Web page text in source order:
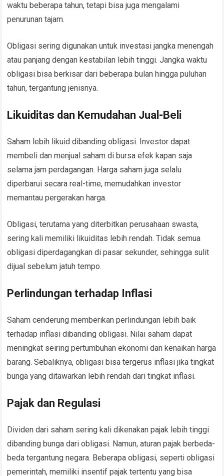
waktu beberapa tahun, tetapi bisa juga mengalami
penurunan tajam.
Obligasi sering digunakan untuk investasi jangka menengah
atau panjang dengan kestabilan lebih tinggi. Jangka waktu
obligasi bisa berkisar dari beberapa bulan hingga puluhan
tahun, tergantung jenisnya.
Likuiditas dan Kemudahan Jual-Beli
Saham lebih likuid dibanding obligasi. Investor dapat
membeli dan menjual saham di bursa efek kapan saja
selama jam perdagangan. Harga saham juga selalu
diperbarui secara real-time, memudahkan investor
memantau pergerakan harga.
Obligasi, terutama yang diterbitkan perusahaan swasta,
sering kali memiliki likuiditas lebih rendah. Tidak semua
obligasi diperdagangkan di pasar sekunder, sehingga sulit
dijual sebelum jatuh tempo.
Perlindungan terhadap Inflasi
Saham cenderung memberikan perlindungan lebih baik
terhadap inflasi dibanding obligasi. Nilai saham dapat
meningkat seiring pertumbuhan ekonomi dan kenaikan harga
barang. Sebaliknya, obligasi bisa tergerus inflasi jika tingkat
bunga yang ditawarkan lebih rendah dari tingkat inflasi.
Pajak dan Regulasi
Dividen dari saham sering kali dikenakan pajak lebih tinggi
dibanding bunga dari obligasi. Namun, aturan pajak berbeda-
beda tergantung negara. Beberapa obligasi, seperti obligasi
pemerintah, memiliki insentif pajak tertentu yang bisa